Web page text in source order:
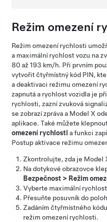
Režim omezení
Režim omezení rychlosti
a maximální rychlost vozu na
80 až 193 km/h. Při prvním
vytvořit čtyřmístný kód PIN,
a deaktivaci režimu omezení
zapnutá a rychlost vozidla je
rychlosti, zazní zvuková
se zobrazí zpráva a Model X
aplikace. Také můžete
omezení rychlosti a funkci
Postup aktivace režimu
Zkontrolujte, zda je Model
Na dotykové obrazovce
Bezpečnost > Režim
Vyberte maximální
Přesuňte posuvník do
Zadáním čtyřmístného
režim omezení rychlosti.